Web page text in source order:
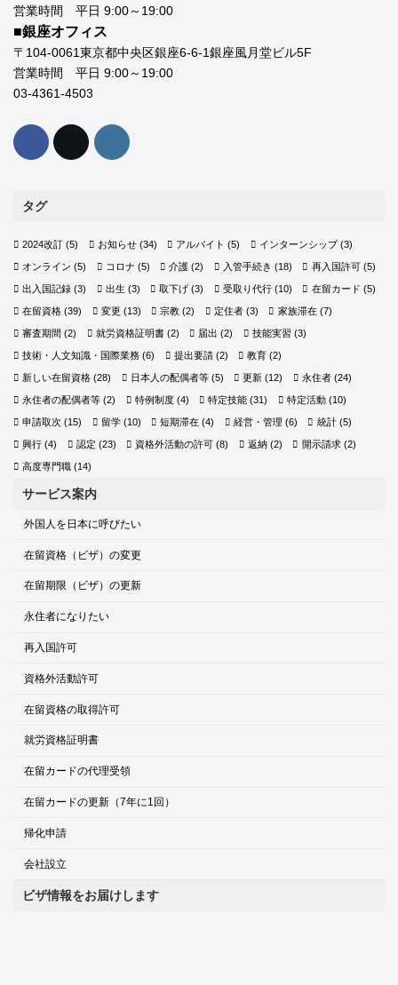
営業時間 平日 9:00～19:00
■銀座オフィス
〒104-0061東京都中央区銀座6-6-1銀座風月堂ビル5F
営業時間 平日 9:00～19:00
03-4361-4503
タグ
2024改訂 (5) お知らせ(34) アルバイト (5) インターンシップ(3)
オンライン (5) コロナ (5) 介護 (2) 入管手続き (18) 再入国許可(5)
出入国記録 (3) 出生 (3) 取下げ (3) 受取り代行(10) 在留カード (5)
在留資格 (39) 変更 (13) 宗教 (2) 定住者(3) 家族滞在(7)
審査期間 (2) 就労資格証明書(2) 届出 (2) 技能実習 (3)
技術・人文知識・国際業務 (6) 提出要請(2) 教育 (2)
新しい在留資格 (28) 日本人の配偶者等(5) 更新 (12) 永住者(24)
永住者の配偶者等 (2) 特例制度(4) 特定技能 (31) 特定活動(10)
申請取次 (15) 留学(10) 短期滞在 (4) 経営・管理 (6) 統計(5)
興行 (4) 認定 (23) 資格外活動の許可 (8) 返納(2) 開示請求(2)
高度専門職 (14)
サービス案内
外国人を日本に呼びたい
在留資格（ビザ）の変更
在留期限（ビザ）の更新
永住者になりたい
再入国許可
資格外活動許可
在留資格の取得許可
就労資格証明書
在留カードの代理受領
在留カードの更新（7年に1回）
帰化申請
会社設立
ビザ情報をお届けします